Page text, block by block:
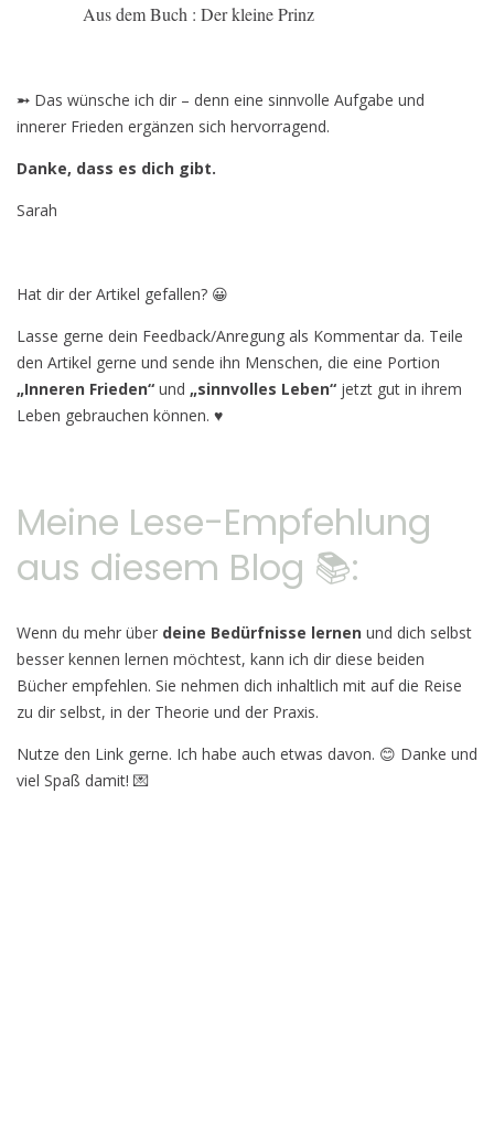
Aus dem Buch : Der kleine Prinz
➵ Das wünsche ich dir – denn eine sinnvolle Aufgabe und
innerer Frieden ergänzen sich hervorragend.
Danke, dass es dich gibt.
Sarah
Hat dir der Artikel gefallen? 😀
Lasse gerne dein Feedback/Anregung als Kommentar da. Teile
den Artikel gerne und sende ihn Menschen, die eine Portion
„Inneren Frieden“ und „sinnvolles Leben“ jetzt gut in ihrem
Leben gebrauchen können. ♥
Meine Lese-Empfehlung
aus diesem Blog 📚:
Wenn du mehr über deine Bedürfnisse lernen und dich selbst
besser kennen lernen möchtest, kann ich dir diese beiden
Bücher empfehlen. Sie nehmen dich inhaltlich mit auf die Reise
zu dir selbst, in der Theorie und der Praxis.
Nutze den Link gerne. Ich habe auch etwas davon. 😊 Danke und
viel Spaß damit! 💌